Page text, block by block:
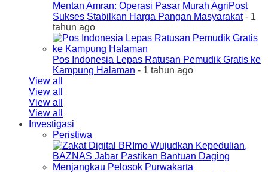
Mentan Amran: Operasi Pasar Murah AgriPost
Sukses Stabilkan Harga Pangan Masyarakat- 1
tahun ago
Pos Indonesia Lepas Ratusan Pemudik Gratis ke
Kampung Halaman - 1 tahun ago
View all
View all
View all
View all
Investigasi
Peristiwa